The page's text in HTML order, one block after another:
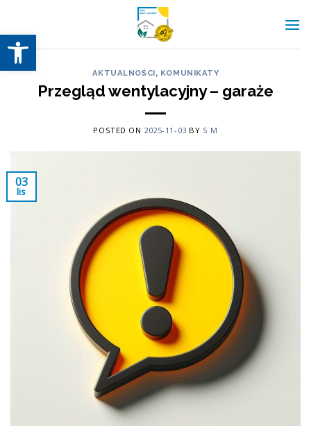
Otwórz pasek narzędzi
content
AKTUALNOŚCI, KOMUNIKATY
Przegląd wentylacyjny – garaże
POSTED ON 2025-11-03 BY S M
03
lis